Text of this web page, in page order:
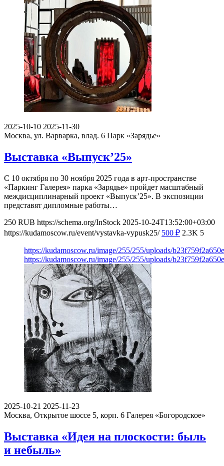
2025-10-10 2025-11-30
Москва, ул. Варварка, влад. 6 Парк «Зарядье»
Выставка «Выпуск’25»
С 10 октября по 30 ноября 2025 года в арт-пространстве
«Паркинг Галерея» парка «Зарядье» пройдет масштабный
междисциплинарный проект «Выпуск’25». В экспозиции
представят дипломные работы…
250 RUB https://schema.org/InStock 2025-10-24T13:52:00+03:00
https://kudamoscow.ru/event/vystavka-vypusk25/ 500 ₽ 2.3K 5
https://kudamoscow.ru/image/255/255/uploads/
https://kudamoscow.ru/image/255/255/uploads/
2025-10-21 2025-11-23
Москва, Открытое шоссе 5, корп. 6 Галерея «Богородское»
Выставка «Идея на плоскости: быль
и небыль»